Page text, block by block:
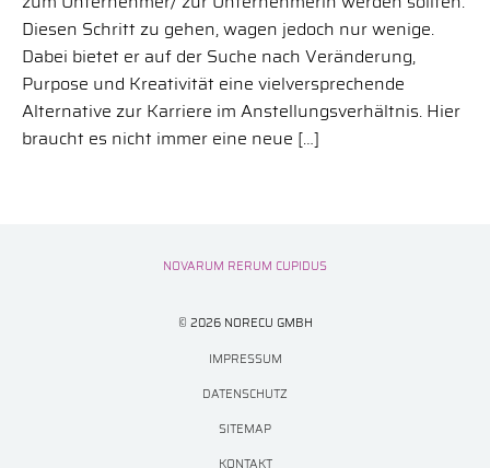
Diesen Schritt zu gehen, wagen jedoch nur wenige.
Dabei bietet er auf der Suche nach Veränderung,
Purpose und Kreativität eine vielversprechende
Alternative zur Karriere im Anstellungsverhältnis. Hier
braucht es nicht immer eine neue […]
NOVARUM RERUM CUPIDUS
© 2026 NORECU GMBH
IMPRESSUM
DATENSCHUTZ
SITEMAP
KONTAKT